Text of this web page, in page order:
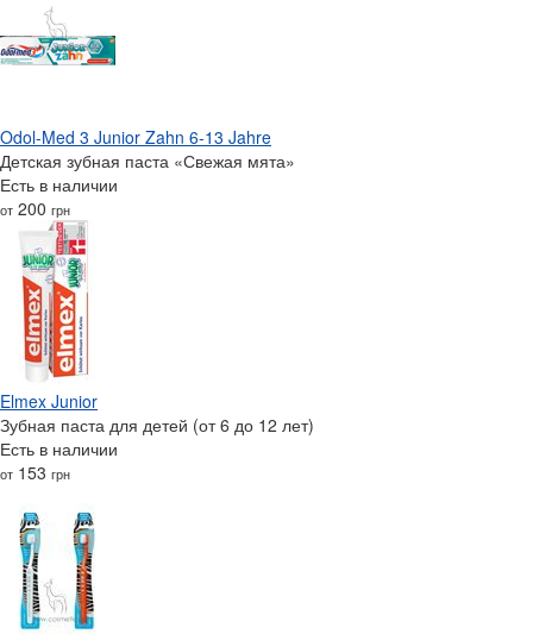
Odol-Med 3 Junior Zahn 6-13 Jahre
Детская зубная паста «Свежая мята»
Есть в наличии
от 200 грн
Elmex Junior
Зубная паста для детей (от 6 до 12 лет)
Есть в наличии
от 153 грн